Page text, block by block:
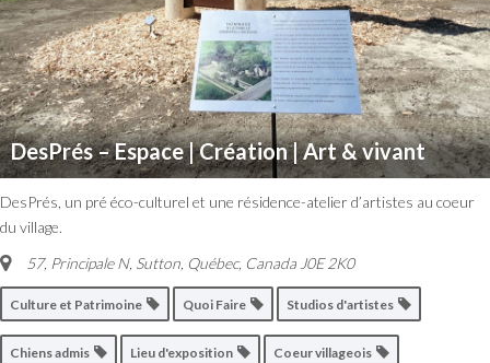
DesPrés – Espace | Création | Art & vivant
DesPrés, un pré éco-culturel et une résidence-atelier d’artistes au coeur
du village.
57, Principale N, Sutton, Québec, Canada J0E 2K0
Culture et Patrimoine Quoi Faire Studios d'artistes
Chiens admis Lieu d'exposition Coeur villageois